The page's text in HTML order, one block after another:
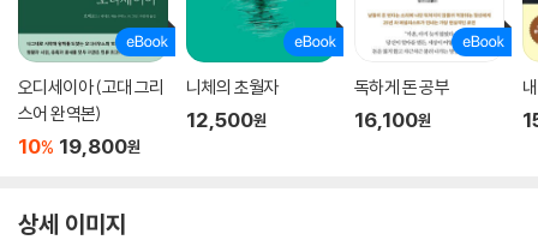
오디세이아 (고대 그리
스어 완역본)
10% 19,800원
니체의 초월자
12,500원
독하게 돈 공부
16,100원
상세 이미지